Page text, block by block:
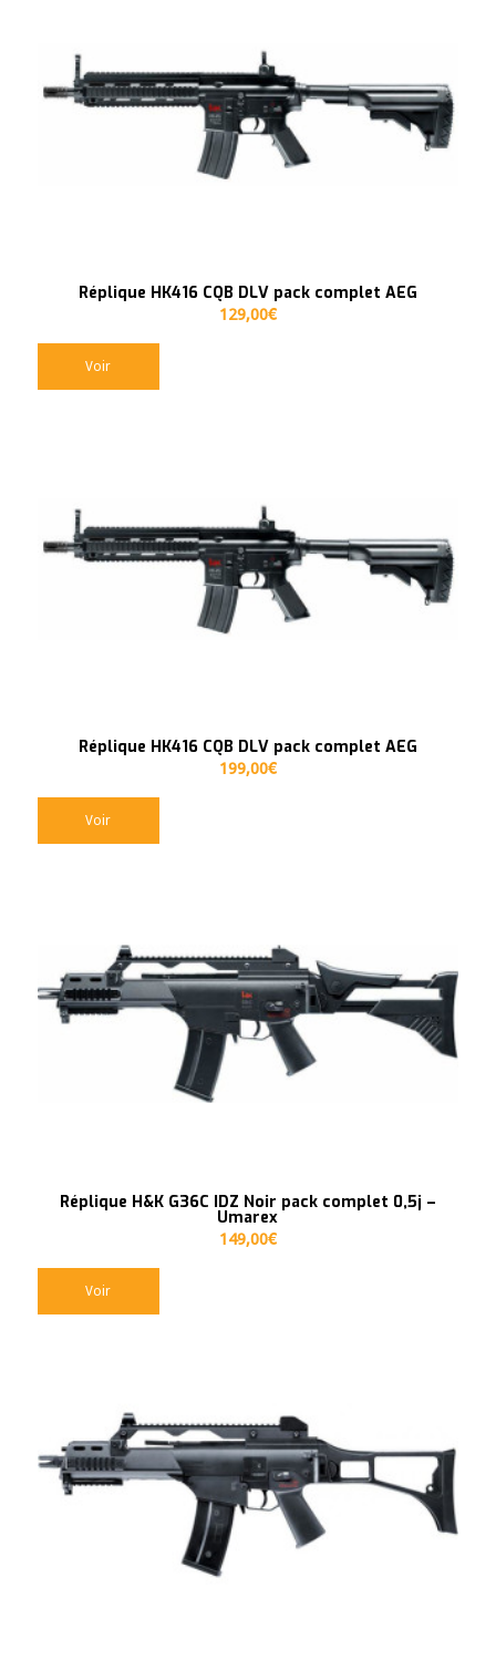
Réplique HK416 CQB DLV pack complet AEG
129,00€
Voir
Réplique HK416 CQB DLV pack complet AEG
199,00€
Voir
Réplique H&K G36C IDZ Noir pack complet 0,5j –
Umarex
149,00€
Voir